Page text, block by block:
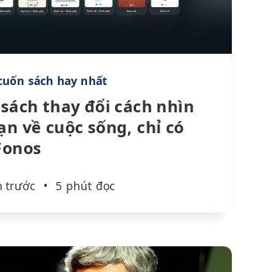
sách hay nhất
thay đổi cách nhìn
về cuộc sống, chỉ có
trước • 5 phút đọc